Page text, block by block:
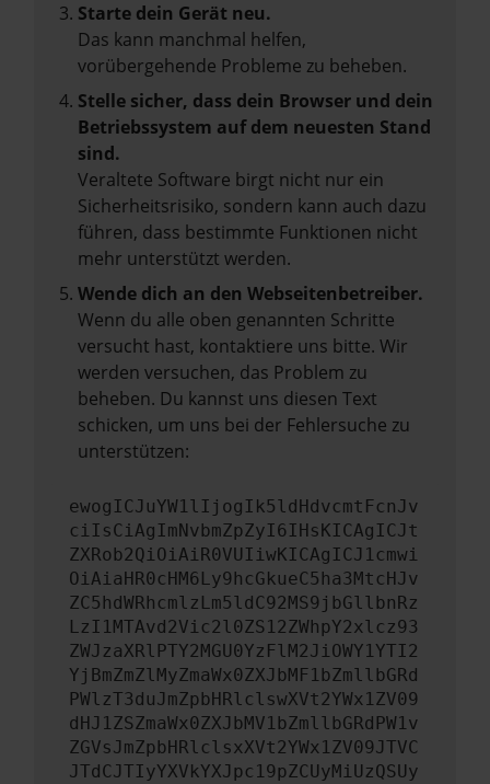
Starte dein Gerät neu.
Das kann manchmal helfen,
vorübergehende Probleme zu beheben.
Stelle sicher, dass dein Browser und dein
Betriebssystem auf dem neuesten Stand
sind.
Veraltete Software birgt nicht nur ein
Sicherheitsrisiko, sondern kann auch dazu
führen, dass bestimmte Funktionen nicht
mehr unterstützt werden.
Wende dich an den Webseitenbetreiber.
Wenn du alle oben genannten Schritte
versucht hast, kontaktiere uns bitte. Wir
werden versuchen, das Problem zu
beheben. Du kannst uns diesen Text
schicken, um uns bei der Fehlersuche zu
unterstützen:
ewogICJuYW1lIjogIk5ldHdvcmtFcnJv
ciIsCiAgImNvbmZpZyI6IHsKICAgICJt
ZXRob2QiOiAiR0VUIiwKICAgICJ1cmwi
OiAiaHR0cHM6Ly9hcGkueC5ha3MtcHJv
ZC5hdWRhcmlzLm5ldC92MS9jbGllbnRz
LzI1MTAvd2Vic2l0ZS12ZWhpY2xlcz93
ZWJzaXRlPTY2MGU0YzFlM2JiOWY1YTI2
YjBmZmZlMyZmaWx0ZXJbMF1bZmllbGRd
PWlzT3duJmZpbHRlclswXVt2YWx1ZV09
dHJ1ZSZmaWx0ZXJbMV1bZmllbGRdPW1v
ZGVsJmZpbHRlclsxXVt2YWx1ZV09JTVC
JTdCJTIyYXVkYXJpc19pZCUyMiUzQSUy